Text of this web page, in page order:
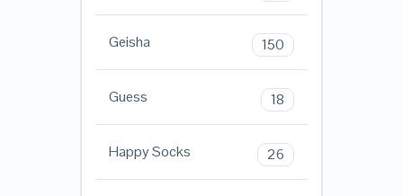
Geisha 150
Guess 18
Happy Socks 26